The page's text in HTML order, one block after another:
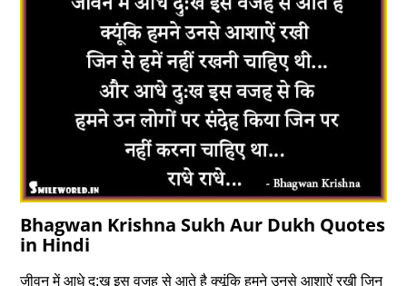
Bhagwan Krishna Sukh Aur Dukh Quotes
in Hindi
जीवन में आधे दु:ख इस वजह से आते है क्यूंकि हमने उनसे आशाऐं रखी जिन